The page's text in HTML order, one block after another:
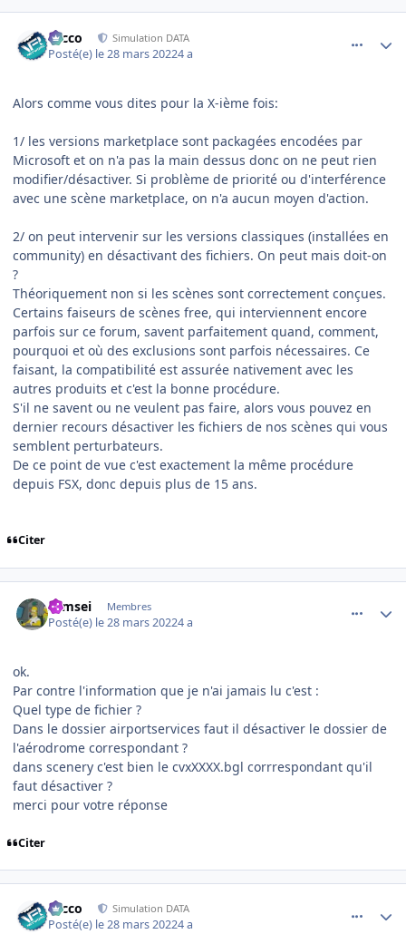
Nicco Simulation DATA
Posté(e) le 28 mars 20224 a
Alors comme vous dites pour la X-ième fois:
1/ les versions marketplace sont packagées encodées par
Microsoft et on n'a pas la main dessus donc on ne peut rien
modifier/désactiver. Si problème de priorité ou d'interférence
avec une scène marketplace, on n'a aucun moyen d'action.
2/ on peut intervenir sur les versions classiques (installées en
community) en désactivant des fichiers. On peut mais doit-on
?
Théoriquement non si les scènes sont correctement conçues.
Certains faiseurs de scènes free, qui interviennent encore
parfois sur ce forum, savent parfaitement quand, comment,
pourquoi et où des exclusions sont parfois nécessaires. Ce
faisant, la compatibilité est assurée nativement avec les
autres produits et c'est la bonne procédure.
S'il ne savent ou ne veulent pas faire, alors vous pouvez en
dernier recours désactiver les fichiers de nos scènes qui vous
semblent perturbateurs.
De ce point de vue c'est exactement la même procédure
depuis FSX, donc depuis plus de 15 ans.
Citer
symsei Membres
Posté(e) le 28 mars 20224 a
ok.
Par contre l'information que je n'ai jamais lu c'est :
Quel type de fichier ?
Dans le dossier airportservices faut il désactiver le dossier de
l'aérodrome correspondant ?
dans scenery c'est bien le cvxXXXX.bgl corrrespondant qu'il
faut désactiver ?
merci pour votre réponse
Citer
Nicco Simulation DATA
Posté(e) le 28 mars 20224 a